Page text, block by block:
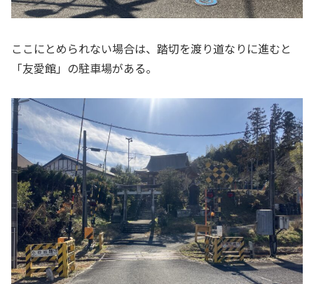
ここにとめられない場合は、踏切を渡り道なりに進むと
「友愛館」の駐車場がある。